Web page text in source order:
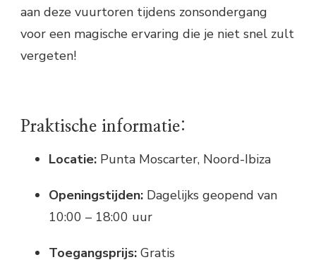
aan deze vuurtoren tijdens zonsondergang
voor een magische ervaring die je niet snel zult
vergeten!
Praktische informatie:
Locatie: Punta Moscarter, Noord-Ibiza
Openingstijden: Dagelijks geopend van
10:00 – 18:00 uur
Toegangsprijs: Gratis